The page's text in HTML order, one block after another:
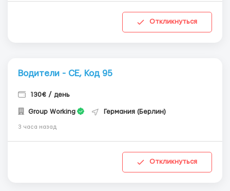
Откликнуться
Водители - СЕ, Код 95
130€ / день
Group Working Германия (Берлин)
3 часа назад
Откликнуться